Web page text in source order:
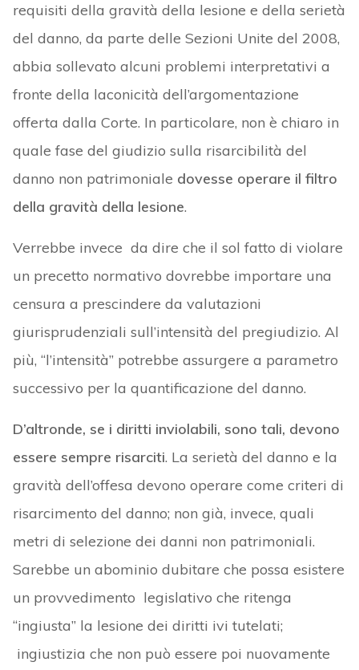
requisiti della gravità della lesione e della serietà
del danno, da parte delle Sezioni Unite del 2008,
abbia sollevato alcuni problemi interpretativi a
fronte della laconicità dell’argomentazione
offerta dalla Corte. In particolare, non è chiaro in
quale fase del giudizio sulla risarcibilità del
danno non patrimoniale dovesse operare il filtro
della gravità della lesione.
Verrebbe invece da dire che il sol fatto di violare
un precetto normativo dovrebbe importare una
censura a prescindere da valutazioni
giurisprudenziali sull’intensità del pregiudizio. Al
più, “l’intensità” potrebbe assurgere a parametro
successivo per la quantificazione del danno.
D’altronde, se i diritti inviolabili, sono tali, devono
essere sempre risarciti. La serietà del danno e la
gravità dell’offesa devono operare come criteri di
risarcimento del danno; non già, invece, quali
metri di selezione dei danni non patrimoniali.
Sarebbe un abominio dubitare che possa esistere
un provvedimento legislativo che ritenga
“ingiusta” la lesione dei diritti ivi tutelati;
ingiustizia che non può essere poi nuovamente